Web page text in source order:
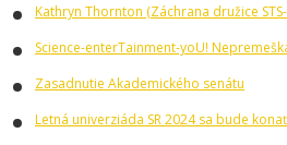
Kathryn Thornton (Záchrana družice
Science-enterTainment-yoU!
Zasadnutie Akademického senátu
Letná univerziáda SR 2024 sa bude konať